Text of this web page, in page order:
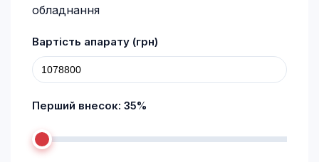
обладнання
Вартість апарату (грн)
Перший внесок: 35%